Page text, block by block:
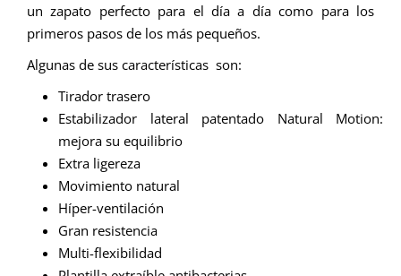
un zapato perfecto para el día a día como para los
primeros pasos de los más pequeños.
Algunas de sus características son:
Tirador trasero
Estabilizador lateral patentado Natural Motion:
mejora su equilibrio
Extra ligereza
Movimiento natural
Híper-ventilación
Gran resistencia
Multi-flexibilidad